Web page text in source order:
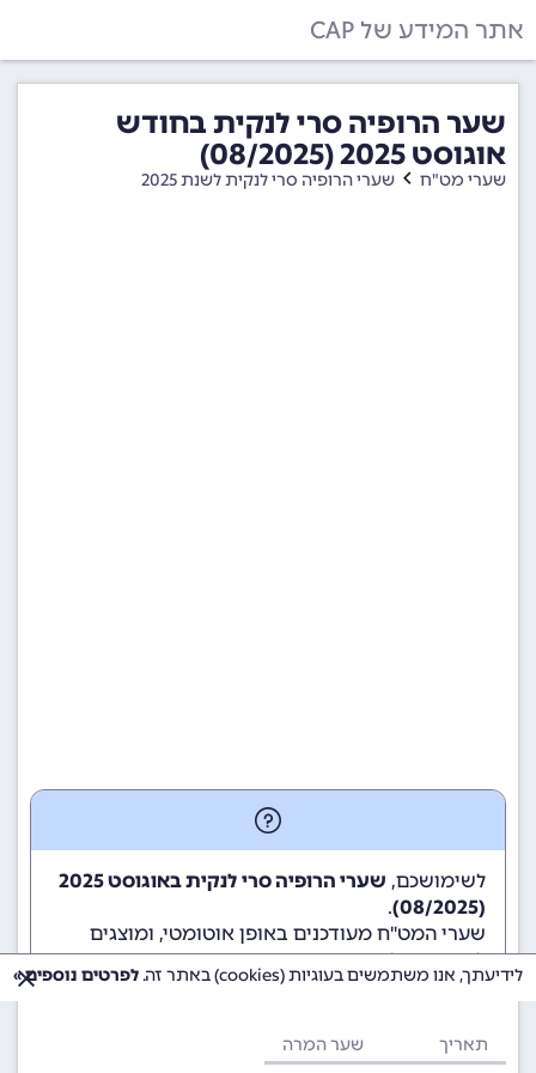
אתר המידע של CAP
שער הרופיה סרי לנקית בחודש
אוגוסט 2025 (08/2025)
שערי מט"ח שערי הרופיה סרי לנקית לשנת 2025
לשימושכם,
שערי הרופיה סרי לנקית באוגוסט 2025
(08/2025)
.
שערי המט"ח מעודכנים באופן אוטומטי, ומוצגים
לשימוש גולשי ומשתמשי האתר.
תאריך שער המרה
לידיעתך, אנו משתמשים בעוגיות (cookies) באתר זה. לפרטים נוספים »